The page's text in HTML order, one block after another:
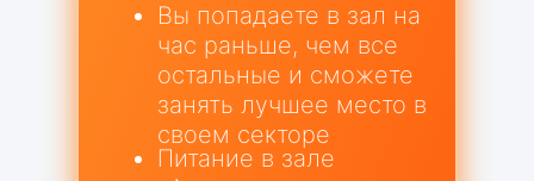
Вы попадаете в зал на
час раньше, чем все
остальные и сможете
занять лучшее место в
своем секторе
Питание в зале